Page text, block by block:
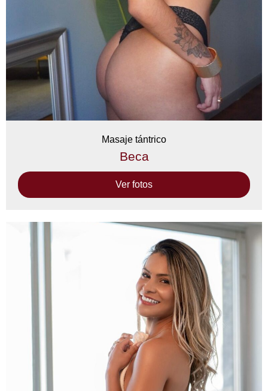
Masaje tántrico
Beca
Ver fotos